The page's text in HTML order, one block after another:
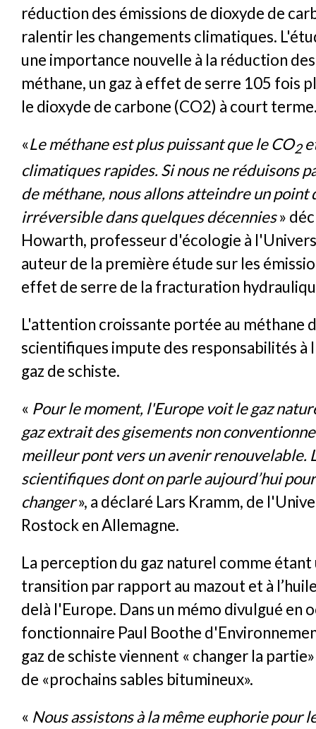
réduction des émissions de dioxyde de
ralentir les changements climatiques.
une importance nouvelle à la réduction
méthane, un gaz à effet de serre 105 fois
le dioxyde de carbone (CO2) à court
«Le méthane est plus puissant que le CO2
climatiques rapides. Si nous ne réduisons
de méthane, nous allons atteindre un point
irréversible dans quelques décennies»
Howarth, professeur d'écologie à
auteur de la première étude sur les
effet de serre de la fracturation
L'attention croissante portée au méthane
scientifiques impute des responsabilités à
gaz de schiste.
« Pour le moment, l'Europe voit le gaz
gaz extrait des gisements non
meilleur pont vers un avenir renouvelable.
scientifiques dont on parle aujourd’hui
changer», a déclaré Lars Kramm, de
Rostock en Allemagne.
La perception du gaz naturel comme
transition par rapport au mazout et à
delà l'Europe. Dans un mémo divulgué en
fonctionnaire Paul Boothe
gaz de schiste viennent « changer la
de «prochains sables bitumineux».
« Nous assistons à la même euphorie pour